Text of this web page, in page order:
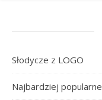
Słodycze z LOGO
Najbardziej popularne